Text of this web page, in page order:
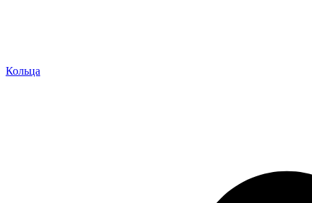
Кольца